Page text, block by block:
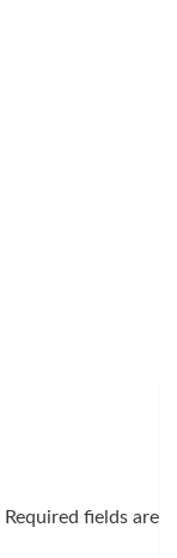
Required fields are